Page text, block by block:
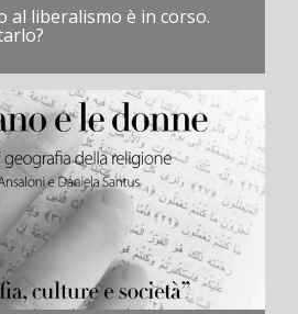
al liberalismo è in corso.